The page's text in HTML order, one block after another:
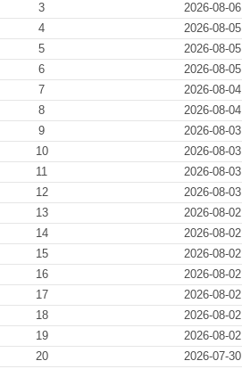
3
2026-08-
4
2026-08-
5
2026-08-
6
2026-08-
7
2026-08-
8
2026-08-
9
2026-08-
10
2026-08-
11
2026-08-
12
2026-08-
13
2026-08-
14
2026-08-
15
2026-08-
16
2026-08-
17
2026-08-
18
2026-08-
19
2026-08-
20
2026-07-